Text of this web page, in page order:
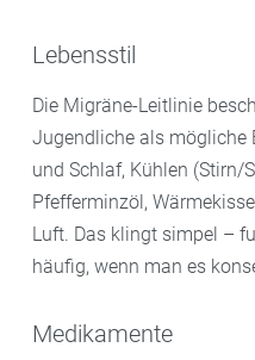
Lebensstil
Die Migräne-Leitlinie
Jugendliche als mögliche
und Schlaf, Kühlen (Stirn/
Pfefferminzöl,
Luft. Das klingt simpel –
häufig, wenn man es
Medikamente